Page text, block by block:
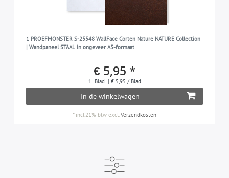
1 PROEFMONSTER S-25548 WallFace Corten Nature NATURE Collection
| Wandpaneel STAAL in ongeveer A5-formaat
€ 5,95 *
1 Blad | € 5,95 / Blad
In de winkelwagen
* incl.21% btw excl. Verzendkosten